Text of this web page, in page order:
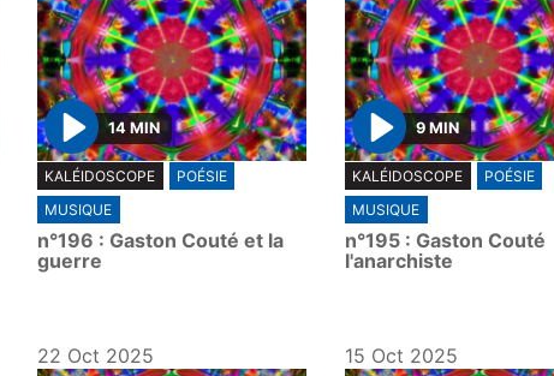
P
l
a
y
14 MIN
KALÉIDOSCOPE
POÉSIE
MUSIQUE
n°196 : Gaston Couté et la
guerre
P
l
a
y
9 MIN
KALÉIDOSCOPE
POÉSIE
MUSIQUE
n°195 : Gaston Couté
l'anarchiste
22 Oct 2025 15 Oct 2025